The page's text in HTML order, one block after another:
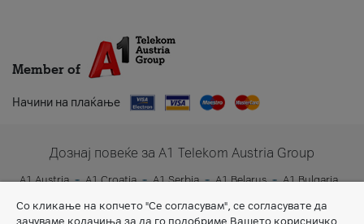
Member of
Начини на плаќање
Дознај повеќе за A1 Telekom Austria Group
A1 Austria A1 Croatia A1 Serbia A1 Belarus
A1 Bulgaria
Со кликање на копчето "Се согласувам", се согласувате да
зачуваме колачиња за да го подобриме Вашето корисничко